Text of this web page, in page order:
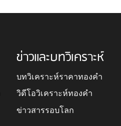
ข่าวและบทวิเคราะห์
บทวิเคราะห์ราคาทองคำ
วิดีโอวิเคราะห์ทองคำ
ข่าวสารรอบโลก